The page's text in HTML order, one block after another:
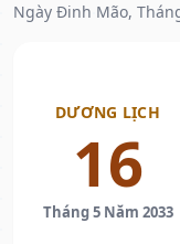
Ngày Đinh Mão,
DƯƠNG LỊCH
16
Tháng 5 Năm 2033